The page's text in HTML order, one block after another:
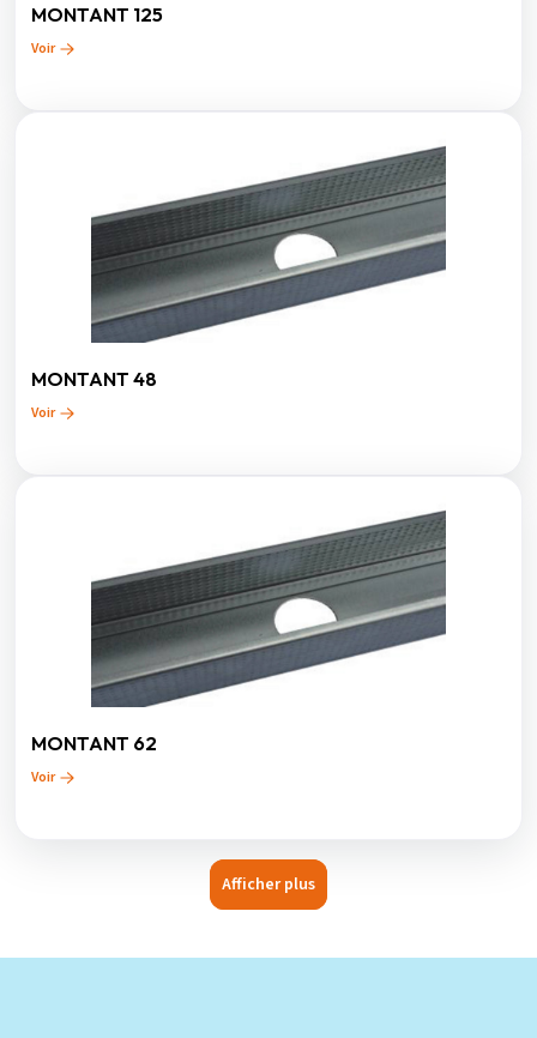
MONTANT 125
Voir
MONTANT 48
Voir
MONTANT 62
Voir
Afficher plus